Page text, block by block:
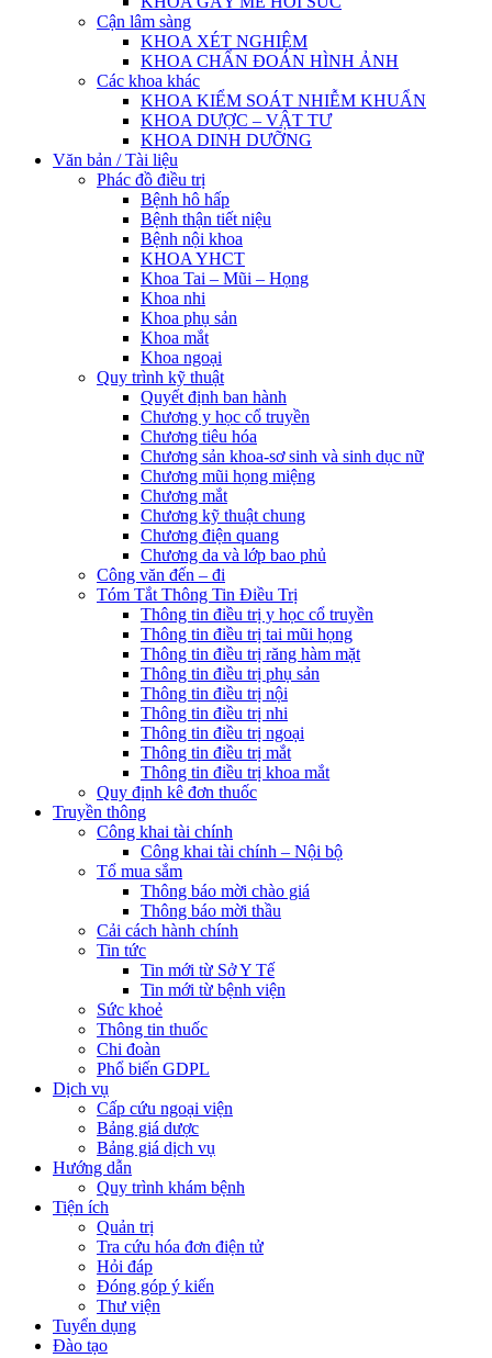
Cận lâm sàng
KHOA XÉT NGHIỆM
KHOA CHẨN ĐOÁN HÌNH ẢNH
Các khoa khác
KHOA KIỂM SOÁT NHIỄM KHUẨN
KHOA DƯỢC – VẬT TƯ
KHOA DINH DƯỠNG
Văn bản / Tài liệu
Phác đồ điều trị
Bệnh hô hấp
Bệnh thận tiết niệu
Bệnh nội khoa
KHOA YHCT
Khoa Tai – Mũi – Họng
Khoa nhi
Khoa phụ sản
Khoa mắt
Khoa ngoại
Quy trình kỹ thuật
Quyết định ban hành
Chương y học cổ truyền
Chương tiêu hóa
Chương sản khoa-sơ sinh và sinh dục nữ
Chương mũi họng miệng
Chương mắt
Chương kỹ thuật chung
Chương điện quang
Chương da và lớp bao phủ
Công văn đến – đi
Tóm Tắt Thông Tin Điều Trị
Thông tin điều trị y học cổ truyền
Thông tin điều trị tai mũi họng
Thông tin điều trị răng hàm mặt
Thông tin điều trị phụ sản
Thông tin điều trị nội
Thông tin điều trị nhi
Thông tin điều trị ngoại
Thông tin điều trị mắt
Thông tin điều trị khoa mắt
Quy định kê đơn thuốc
Truyền thông
Công khai tài chính
Công khai tài chính – Nội bộ
Tổ mua sắm
Thông báo mời chào giá
Thông báo mời thầu
Cải cách hành chính
Tin tức
Tin mới từ Sở Y Tế
Tin mới từ bệnh viện
Sức khoẻ
Thông tin thuốc
Chi đoàn
Phổ biến GDPL
Dịch vụ
Cấp cứu ngoại viện
Bảng giá dược
Bảng giá dịch vụ
Hướng dẫn
Quy trình khám bệnh
Tiện ích
Quản trị
Tra cứu hóa đơn điện tử
Hỏi đáp
Đóng góp ý kiến
Thư viện
Tuyển dụng
Đào tạo